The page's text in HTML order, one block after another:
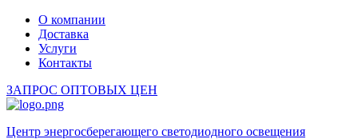
О компании
Доставка
Услуги
Контакты
ЗАПРОС ОПТОВЫХ ЦЕН
Центр энергосберегающего светодиодного освещения